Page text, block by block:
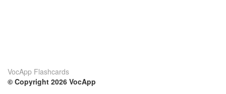
VocApp Flashcards
© Copyright 2026 VocApp